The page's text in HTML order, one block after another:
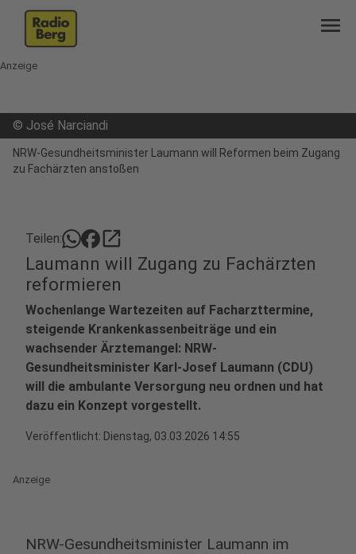
menu
Anzeige
© José Narciandi
NRW-Gesundheitsminister Laumann will Reformen beim Zugang
zu Fachärzten anstoßen
Teilen: open_in_new
Laumann will Zugang zu Fachärzten
reformieren
Wochenlange Wartezeiten auf Facharzttermine,
steigende Krankenkassenbeiträge und ein
wachsender Ärztemangel: NRW-
Gesundheitsminister Karl-Josef Laumann (CDU)
will die ambulante Versorgung neu ordnen und hat
dazu ein Konzept vorgestellt.
Veröffentlicht: Dienstag, 03.03.2026 14:55
Anzeige
NRW-Gesundheitsminister Laumann im